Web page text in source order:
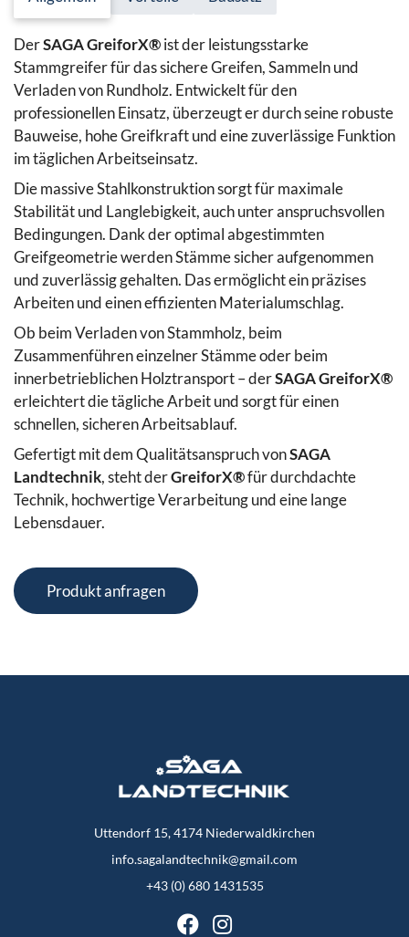
DerSAGA GreiforX®ist der leistungsstarke
Stammgreifer für das sichere Greifen, Sammeln und
Verladen von Rundholz. Entwickelt für den
professionellen Einsatz, überzeugt er durch seine robuste
Bauweise, hohe Greifkraft und eine zuverlässige Funktion
im täglichen Arbeitseinsatz.
Die massive Stahlkonstruktion sorgt für maximale
Stabilität und Langlebigkeit, auch unter anspruchsvollen
Bedingungen. Dank der optimal abgestimmten
Greifgeometrie werden Stämme sicher aufgenommen
und zuverlässig gehalten. Das ermöglicht ein präzises
Arbeiten und einen effizienten Materialumschlag.
Ob beim Verladen von Stammholz, beim
Zusammenführen einzelner Stämme oder beim
innerbetrieblichen Holztransport – derSAGA GreiforX®
erleichtert die tägliche Arbeit und sorgt für einen
schnellen, sicheren Arbeitsablauf.
Gefertigt mit dem Qualitätsanspruch vonSAGA
Landtechnik, steht derGreiforX®für durchdachte
Technik, hochwertige Verarbeitung und eine lange
Lebensdauer.
Produkt anfragen
Uttendorf 15, 4174 Niederwaldkirchen
info.sagalandtechnik@gmail.com
+43 (0) 680 1431535